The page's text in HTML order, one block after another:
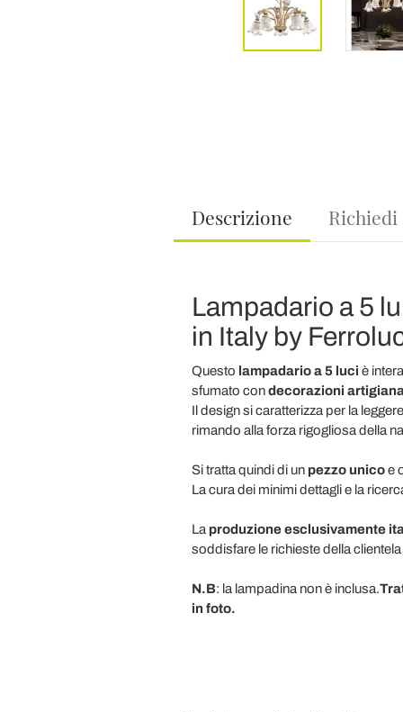
Descrizione
Lampadario a 5
in Italy by
Questo lampadario a 5 luci è
sfumato condecorazioni
Il design si caratterizza per la
rimando alla forza rigogliosa della
Si tratta quindi di un pezzo unicoe
La cura dei minimi dettagli e la
La produzione esclusivamente
soddisfare le richieste della
N.B: la lampadina non è inclusa.
in foto.